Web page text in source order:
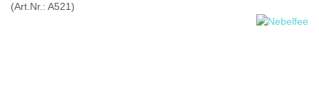
(Art.Nr.: A521)